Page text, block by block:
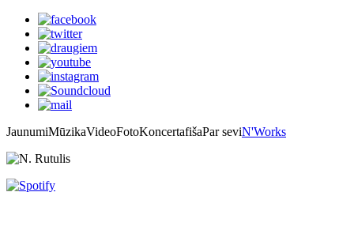
JaunumiMūzikaVideoFotoKoncertafišaPar seviN'Works